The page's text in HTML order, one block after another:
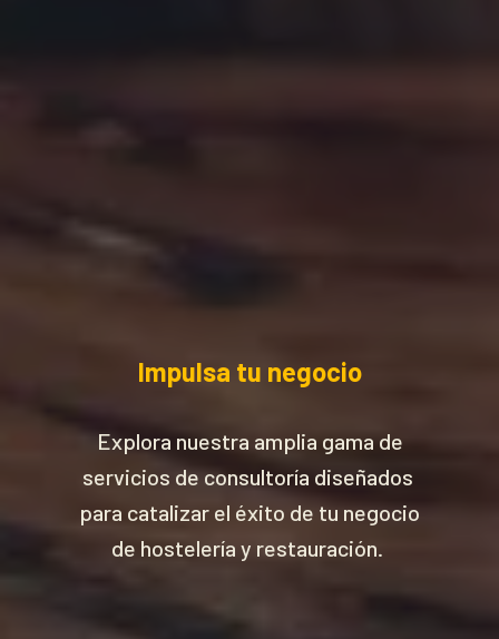
Impulsa tu negocio
Explora nuestra amplia gama de
servicios de consultoría diseñados
para catalizar el éxito de tu negocio
de hostelería y restauración.